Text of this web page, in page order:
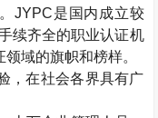
JYPC是国内成立较
续齐全的职业认证机
域的旗帜和榜样。
，在社会各界具有广